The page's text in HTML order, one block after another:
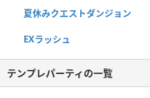
夏休みクエストダンジョン
EXラッシュ
テンプレパーティの一覧